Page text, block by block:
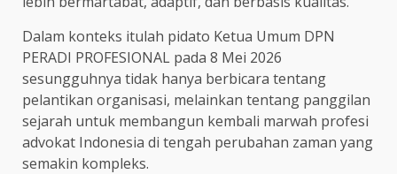
Dalam konteks itulah pidato Ketua Umum DPN
PERADI PROFESIONAL pada 8 Mei 2026
sesungguhnya tidak hanya berbicara tentang
pelantikan organisasi, melainkan tentang panggilan
sejarah untuk membangun kembali marwah profesi
advokat Indonesia di tengah perubahan zaman yang
semakin kompleks.